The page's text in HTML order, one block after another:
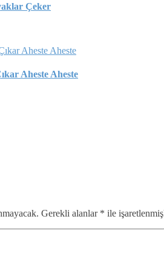
Çeker
Aheste Aheste
Gerekli alanlar * ile